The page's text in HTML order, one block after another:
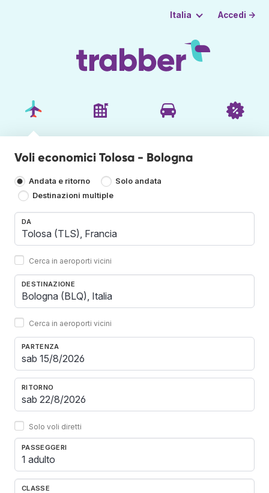
Italia Accedi →
Voli economici Tolosa - Bologna
Andata e ritorno
Solo andata
Destinazioni multiple
DA
Cerca in aeroporti vicini
DESTINAZIONE
Cerca in aeroporti vicini
PARTENZA
RITORNO
Solo voli diretti
PASSEGGERI
1 adulto
CLASSE